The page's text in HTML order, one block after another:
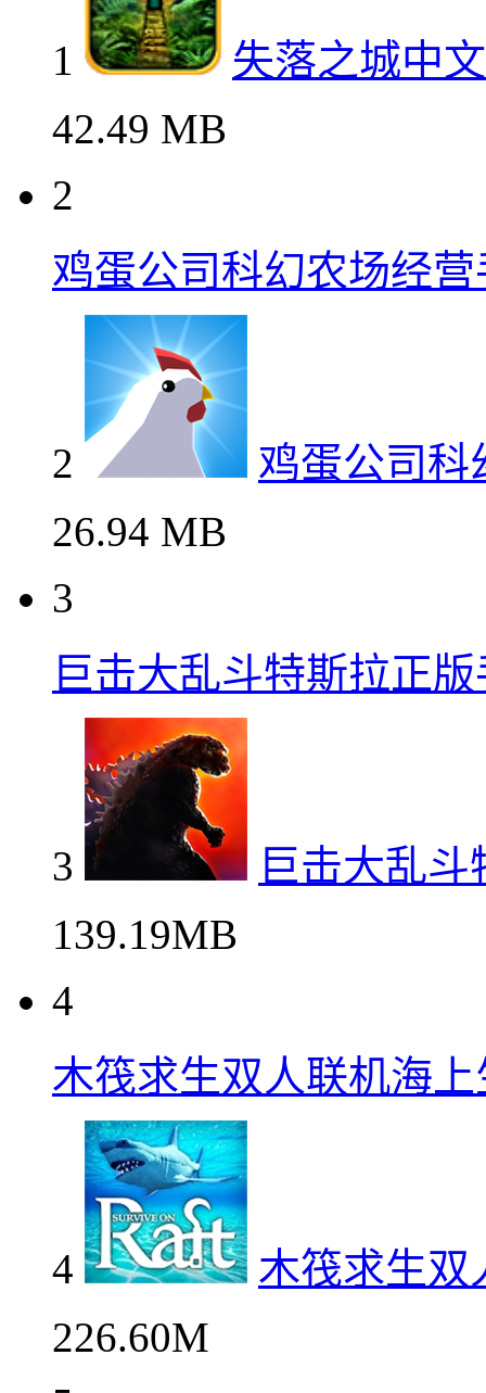
1
失落之城中
42.49 MB
2
鸡蛋公司科幻农场经
2
鸡蛋公司科
26.94 MB
3
巨击大乱斗特斯拉正
3
巨击大乱
139.19MB
4
木筏求生双人联机海
4
木筏求生双
226.60M